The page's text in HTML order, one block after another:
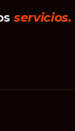
servicios.